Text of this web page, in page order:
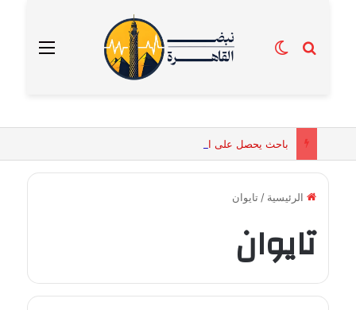
القائمة بحث عنالوضع المظلم
الرئيسية / تايوان
تايوان